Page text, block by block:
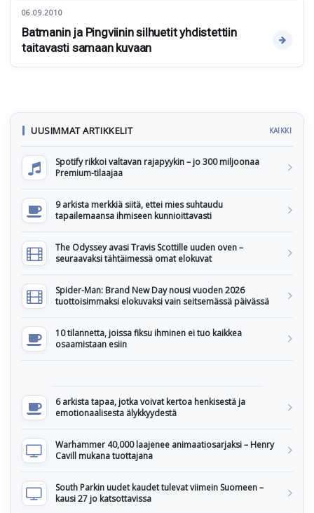
06.09.2010
Batmanin ja Pingviinin silhuetit yhdistettiin
taitavasti samaan kuvaan
UUSIMMAT ARTIKKELIT KAIKKI
Spotify rikkoi valtavan rajapyykin – jo 300 miljoonaa
Premium-tilaajaa
9 arkista merkkiä siitä, ettei mies suhtaudu
tapailemaansa ihmiseen kunnioittavasti
The Odyssey avasi Travis Scottille uuden oven –
seuraavaksi tähtäimessä omat elokuvat
Spider-Man: Brand New Day nousi vuoden 2026
tuottoisimmaksi elokuvaksi vain seitsemässä päivässä
10 tilannetta, joissa fiksu ihminen ei tuo kaikkea
osaamistaan esiin
6 arkista tapaa, jotka voivat kertoa henkisestä ja
emotionaalisesta älykkyydestä
Warhammer 40,000 laajenee animaatiosarjaksi – Henry
Cavill mukana tuottajana
South Parkin uudet kaudet tulevat viimein Suomeen –
kausi 27 jo katsottavissa